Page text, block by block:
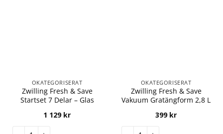
OKATEGORISERAT
Zwilling Fresh & Save
Startset 7 Delar – Glas
1 129 kr
OKATEGORISERAT
Zwilling Fresh & Save
Vakuum Gratängform 2,8 L
399 kr